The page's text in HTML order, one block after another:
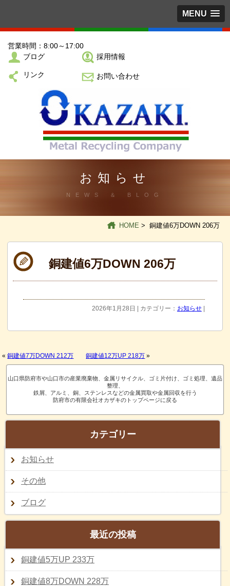
MENU
営業時間：8:00～17:00
ブログ
採用情報
リンク お問い合わせ
お知らせ
NEWS ＆ BLOG
HOME > 銅建値6万DOWN 206万
銅建値6万DOWN 206万
2026年1月28日 | カテゴリー： お知らせ|
«銅建値7万DOWN 212万 銅建値12万UP 218万 »
山口県防府市や山口市の産業廃棄物、金属リサイクル、ゴミ片付け、ゴミ処理、遺品
整理、
鉄屑、アルミ、銅、ステンレスなどの金属買取や金属回収を行う
防府市の有限会社オカザキのトップページに戻る
カテゴリー
お知らせ
その他
ブログ
最近の投稿
銅建値5万UP 233万
銅建値8万DOWN 228万